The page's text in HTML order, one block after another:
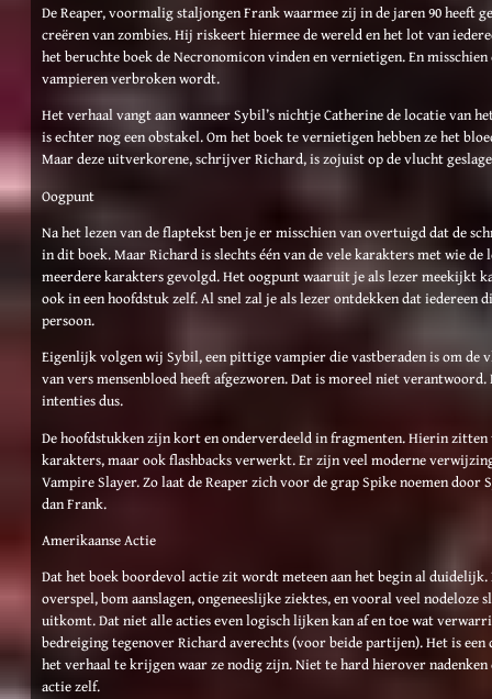
De Reaper, voormalig staljongen Frank waarmee zij in de jaren 90 heeft
creëren van zombies. Hij riskeert hiermee de wereld en het lot van
het beruchte boek de Necronomicon vinden en vernietigen. En
vampieren verbroken wordt.
Het verhaal vangt aan wanneer Sybil’s nichtje Catherine de locatie van
is echter nog een obstakel. Om het boek te vernietigen hebben ze het
Maar deze uitverkorene, schrijver Richard, is zojuist op de vlucht
Oogpunt
Na het lezen van de flaptekst ben je er misschien van overtuigd dat de
in dit boek. Maar Richard is slechts één van de vele karakters met wie
meerdere karakters gevolgd. Het oogpunt waaruit je als lezer meekijkt
ook in een hoofdstuk zelf. Al snel zal je als lezer ontdekken dat iedereen
persoon.
Eigenlijk volgen wij Sybil, een pittige vampier die vastberaden is om de
van vers mensenbloed heeft afgezworen. Dat is moreel niet verantwoord.
intenties dus.
De hoofdstukken zijn kort en onderverdeeld in fragmenten. Hierin zitten
karakters, maar ook flashbacks verwerkt. Er zijn veel moderne
Vampire Slayer. Zo laat de Reaper zich voor de grap Spike noemen
dan Frank.
Amerikaanse Actie
Dat het boek boordevol actie zit wordt meteen aan het begin al
overspel, bom aanslagen, ongeneeslijke ziektes, en vooral veel nodeloze
uitkomt. Dat niet alle acties even logisch lijken kan af en toe wat
bedreiging tegenover Richard averechts (voor beide partijen). Het is
het verhaal te krijgen waar ze nodig zijn. Niet te hard hierover nadenken
actie zelf.